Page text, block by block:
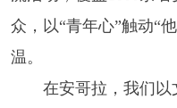
众，以“青年心”触动“
温。
在安哥拉，我们